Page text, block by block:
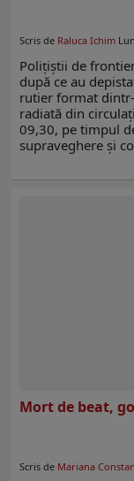
Scris de Raluca Ichim
Poliţiştii de
după ce au
rutier format
radiată din
09,30, pe timpul
supraveghere şi
Mort de beat,
Scris de Mariana